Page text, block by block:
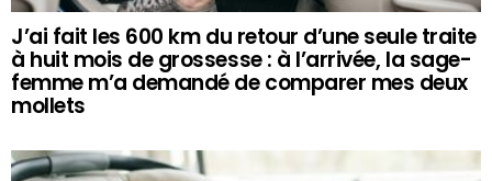
J’ai fait les 600 km du retour d’une seule traite
à huit mois de grossesse : à l’arrivée, la sage-
femme m’a demandé de comparer mes deux
mollets